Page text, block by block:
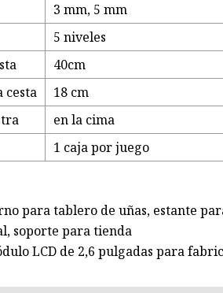
3 mm, 5 mm
5 niveles
40cm
cesta
18 cm
en la cima
1 caja por juego
para tablero de uñas, estante
soporte para tienda
LCD de 2,6 pulgadas para